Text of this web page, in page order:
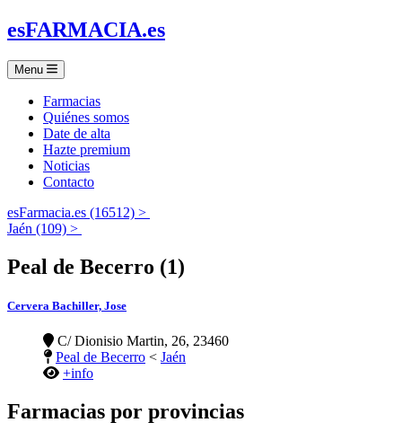
esFARMACIA.es
Menu
Farmacias
Quiénes somos
Date de alta
Hazte premium
Noticias
Contacto
esFarmacia.es (16512) >
Jaén (109) >
Peal de Becerro (1)
Cervera Bachiller, Jose
C/ Dionisio Martin, 26, 23460
Peal de Becerro < Jaén
+info
Farmacias por provincias